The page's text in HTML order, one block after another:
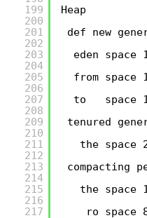
199
200
201
202
203
204
205
206
207
208
209
210
211
212
213
214
215
216
217
Heap
def new
eden space
from space
to   space
tenured
the space
compacting
the space
ro space